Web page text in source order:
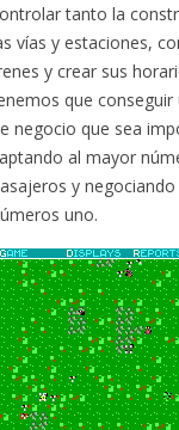
tanto la
vías y estaciones,
y crear sus
que conseguir
negocio que sea
al mayor
y
uno.